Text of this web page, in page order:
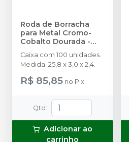
Roda de Borracha
para Metal Cromo-
Cobalto Dourada -
100 unidades
SCHELBLE
Caixa com 100 unidades.
Medida: 25,8 x 3,0 x 2,4.
R$ 85,85 no Pix
Qtd :
Adicionar ao
carrinho